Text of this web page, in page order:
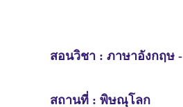
สอนวิชา : ภาษาอังกฤษ -
สถานที่ : พิษณุโลก